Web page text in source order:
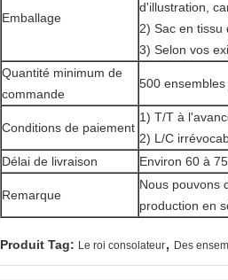
Emballage
d'illustration,
2) Sac en tissu
3) Selon vos
Quantité minimum de
commande
500
Conditions de paiement
1) T/T à
2) L/C
Délai de livraison
Environ 60 à
Remarque
Nous pouvons
production en
Produit Tag: Le roi consolateur, Des